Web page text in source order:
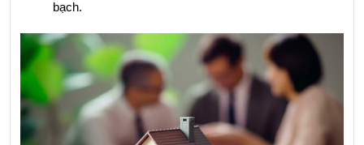
bạch.